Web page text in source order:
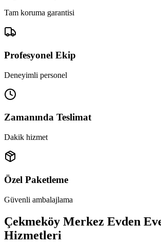
Tam koruma garantisi
Profesyonel Ekip
Deneyimli personel
Zamanında Teslimat
Dakik hizmet
Özel Paketleme
Güvenli ambalajlama
Çekmeköy Merkez Evden
Hizmetleri